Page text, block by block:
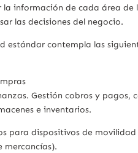
la información de cada área
las decisiones del negocio.
estándar contempla las
Gestión cobros y pagos,
e inventarios.
para dispositivos de
mercancías).